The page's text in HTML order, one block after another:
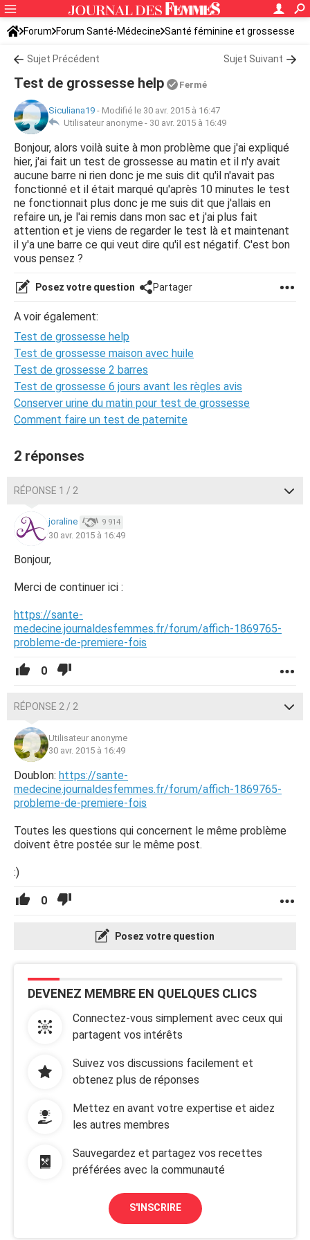
Forum Forum Santé-Médecine Santé féminine et grossesse
Tomber enceinte
Sujet Précédent Sujet Suivant
Test de grossesse help Fermé
Siculiana19 - Modifié le 30 avr. 2015 à 16:47
Utilisateur anonyme - 30 avr. 2015 à 16:49
Bonjour, alors voilà suite à mon problème que j'ai expliqué
hier, j'ai fait un test de grossesse au matin et il n'y avait
aucune barre ni rien donc je me suis dit qu'il n'avait pas
fonctionné et il était marqué qu'après 10 minutes le test
ne fonctionnait plus donc je me suis dit que j'allais en
refaire un, je l'ai remis dans mon sac et j'ai plus fait
attention et je viens de regarder le test là et maintenant
il y'a une barre ce qui veut dire qu'il est négatif. C'est bon
vous pensez ?
Posez votre question Partager
A voir également:
Test de grossesse help
Test de grossesse maison avec huile
Test de grossesse 2 barres
Test de grossesse 6 jours avant les règles avis
Conserver urine du matin pour test de grossesse
Comment faire un test de paternite
2 réponses
RÉPONSE 1 / 2
joraline 9 914
30 avr. 2015 à 16:49
Bonjour,
Merci de continuer ici :
https://sante-
medecine.journaldesfemmes.fr/forum/affich-1869765-
probleme-de-premiere-fois
0
RÉPONSE 2 / 2
Utilisateur anonyme
30 avr. 2015 à 16:49
Doublon: https://sante-
medecine.journaldesfemmes.fr/forum/affich-1869765-
probleme-de-premiere-fois
Toutes les questions qui concernent le même problème
doivent être postée sur le même post.
:)
0
Posez votre question
DEVENEZ MEMBRE EN QUELQUES CLICS
Connectez-vous simplement avec ceux qui
partagent vos intérêts
Suivez vos discussions facilement et
obtenez plus de réponses
Mettez en avant votre expertise et aidez
les autres membres
Sauvegardez et partagez vos recettes
préférées avec la communauté
S'INSCRIRE